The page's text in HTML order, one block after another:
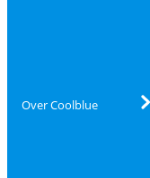
Over Coolblue